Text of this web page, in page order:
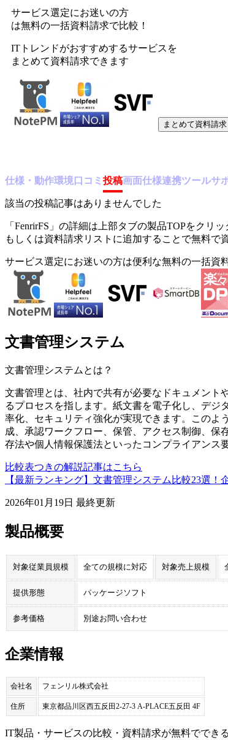
サービス選定にお迷いの方
は無料の一括資料請求で比較！
ITトレンドがおすすめするサービスを
まとめて資料請求できます
まとめて資料請求
仕様・動作環境口コミ投稿画面仕様連携ツールサ
該当の投稿記事はありませんでした
「 FenrirFS 」の詳細は上部タブの製品TOPをクリッ
もしくは資料請求リストに追加することで無料で
サービス選定にお迷いの方は便利な無料の一括資
文書管理システム
文書管理システム とは？
文書管理とは、社内で共有が必要なドキュメント
るプロセスを指します。紙文書を電子化し、デジ
率化、セキュリティ強化が実現できます。このよ
成、承認ワークフロー、保管、アクセス制御、保
存法や個人情報保護法といったコンプライアンス
比較表つきの解説記事はこちら
【最新ランキング】文書管理システム比較23選！
2026年01月19日 最終更新
製品概要
対象従業員規模 全ての規模に対応 対象売上規模
提供形態 パッケージソフト
参考価格 別途お問い合わせ
企業情報
会社名 フェンリル株式会社
住所 東京都品川区西五反田2-27-3 A-PLACE五反田 4F
IT製品・サービスの比較・資料請求が無料ででき